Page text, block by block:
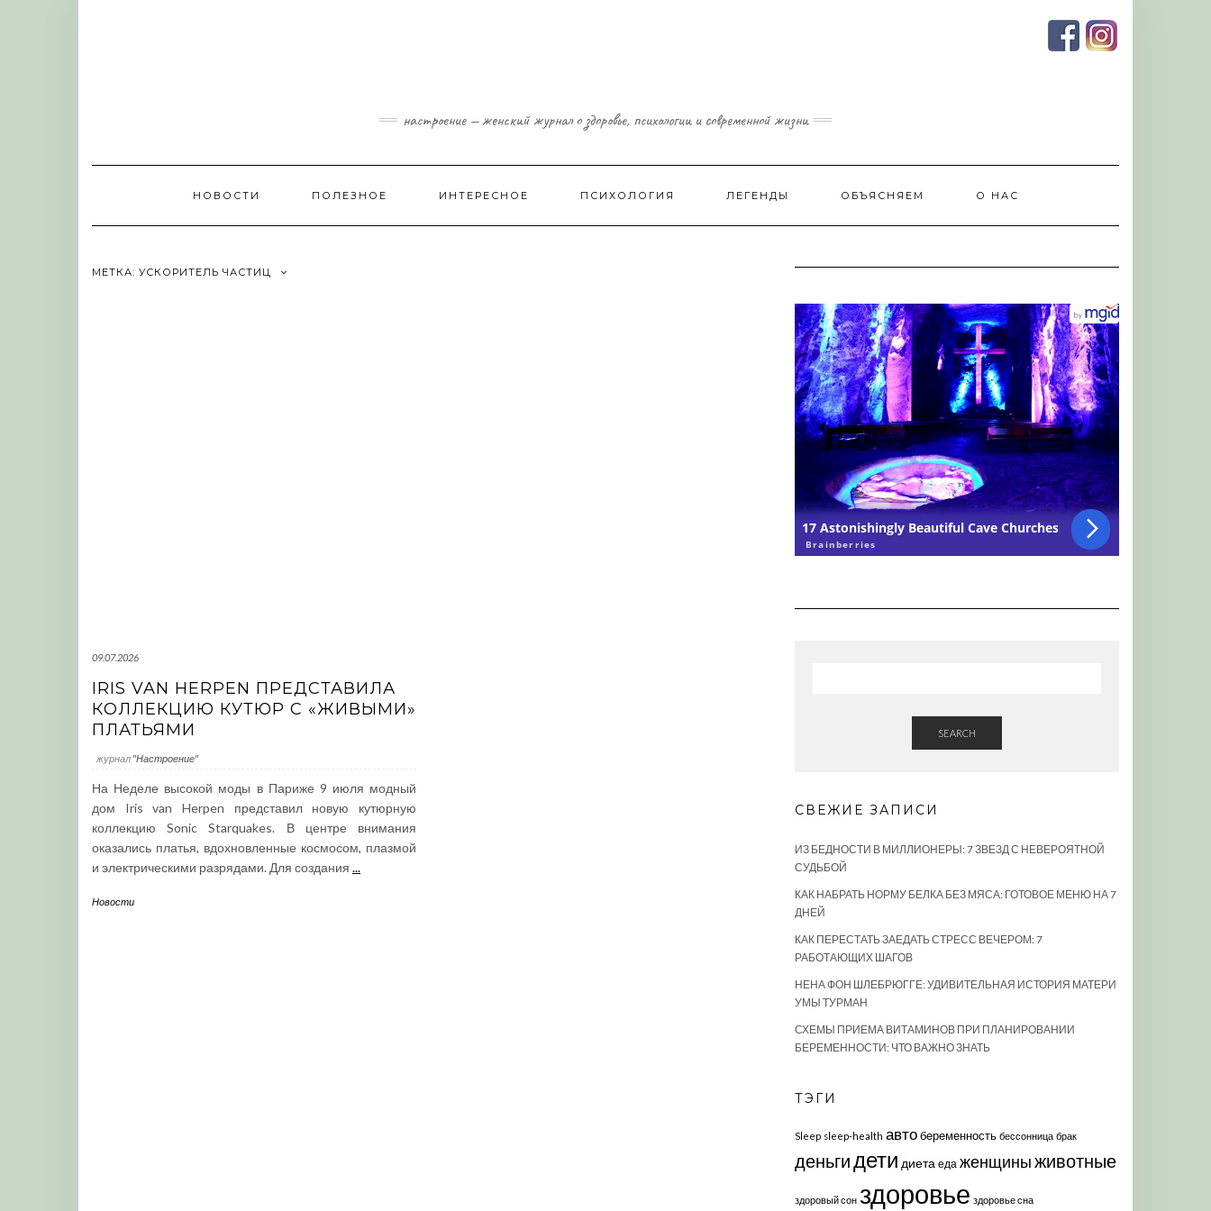
настроение — женский журнал о здоровье, психологии и современной жизни
НОВОСТИ ПОЛЕЗНОЕ ИНТЕРЕСНОЕ ПСИХОЛОГИЯ ЛЕГЕНДЫ ОБЪЯСНЯЕМ О НАС
МЕТКА: УСКОРИТЕЛЬ ЧАСТИЦ
09.07.2026
IRIS VAN HERPEN ПРЕДСТАВИЛА
КОЛЛЕКЦИЮ КУТЮР С «ЖИВЫМИ»
ПЛАТЬЯМИ
журнал "Настроение"
На Неделе высокой моды в Париже 9 июля модный
дом Iris van Herpen представил новую кутюрную
коллекцию Sonic Starquakes. В центре внимания
оказались платья, вдохновленные космосом, плазмой
и электрическими разрядами. Для создания ...
Новости
SEARCH
СВЕЖИЕ ЗАПИСИ
ИЗ БЕДНОСТИ В МИЛЛИОНЕРЫ: 7 ЗВЕЗД С НЕВЕРОЯТНОЙ
СУДЬБОЙ
КАК НАБРАТЬ НОРМУ БЕЛКА БЕЗ МЯСА: ГОТОВОЕ МЕНЮ НА 7
ДНЕЙ
КАК ПЕРЕСТАТЬ ЗАЕДАТЬ СТРЕСС ВЕЧЕРОМ: 7
РАБОТАЮЩИХ ШАГОВ
НЕНА ФОН ШЛЕБРЮГГЕ: УДИВИТЕЛЬНАЯ ИСТОРИЯ МАТЕРИ
УМЫ ТУРМАН
СХЕМЫ ПРИЕМА ВИТАМИНОВ ПРИ ПЛАНИРОВАНИИ
БЕРЕМЕННОСТИ: ЧТО ВАЖНО ЗНАТЬ
ТЭГИ
Sleep sleep-health автобеременность бессонница брак
деньгидети диета еда женщиныживотные
здоровый сон здоровье здоровье сна